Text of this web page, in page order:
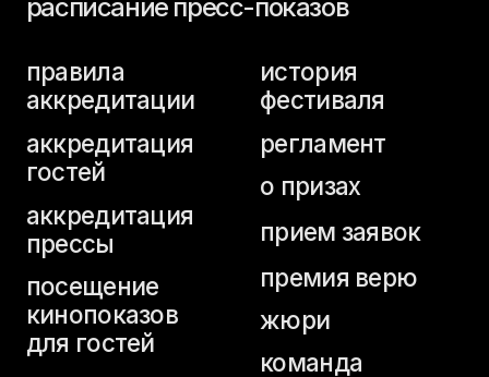
аккредитация
аккредитация
студентов
архив
посещение
кинопоказов
для гостей
посещение
кинопоказов
для прессы
прием заявок